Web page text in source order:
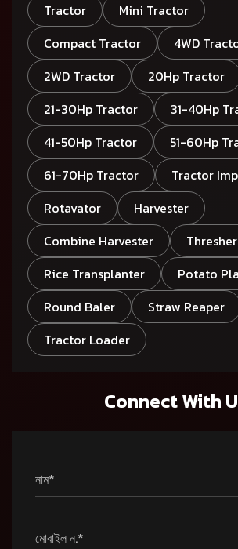
Tractor
Mini Tractor
Compact Tractor
4WD
2WD Tractor
20Hp Tractor
21-30Hp Tractor
31-40Hp
41-50Hp Tractor
51-60Hp
61-70Hp Tractor
Tractor
Rotavator
Harvester
Combine Harvester
Rice Transplanter
Potato
Round Baler
Straw Reaper
Tractor Loader
Connect With
নাম*
মোবাইল ন.*